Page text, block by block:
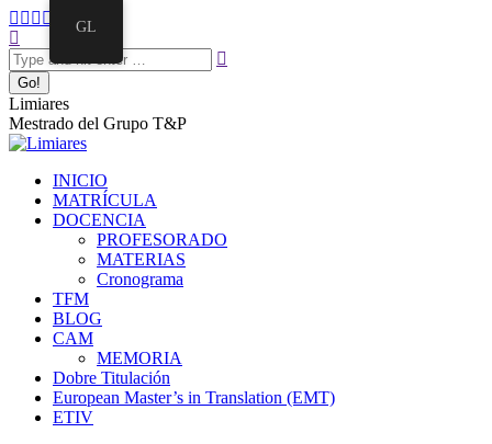
Limiares
Mestrado del Grupo T&P
INICIO
MATRÍCULA
DOCENCIA
PROFESORADO
MATERIAS
Cronograma
TFM
BLOG
CAM
MEMORIA
Dobre Titulación
European Master’s in Translation (EMT)
ETIV
GL